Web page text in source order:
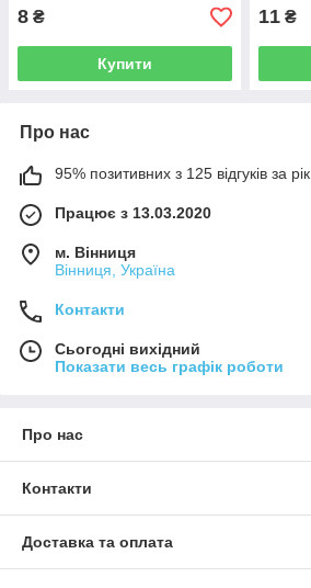
8 ₴
Купити
11 ₴
Про нас
95% позитивних з 125 відгуків за рік
Працює з 13.03.2020
м. Вінниця
Вінниця, Україна
Контакти
Сьогодні вихідний
Показати весь графік роботи
Про нас
Контакти
Доставка та оплата